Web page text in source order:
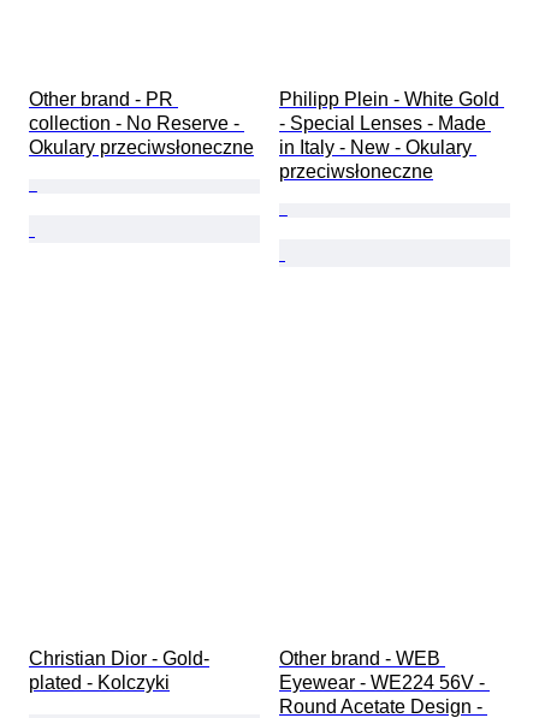
Other brand - PR
collection - No Reserve -
Okulary przeciwsłoneczne
Philipp Plein - White Gold
- Special Lenses - Made
in Italy - New - Okulary
przeciwsłoneczne
Christian Dior - Gold-
plated - Kolczyki
Other brand - WEB
Eyewear - WE224 56V -
Round Acetate Design -